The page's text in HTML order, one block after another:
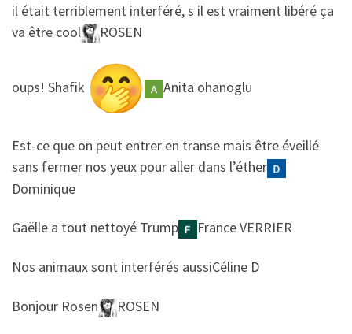
​​il était terriblement interféré, s il est vraiment libéré ça
va être cool
ROSEN
​​oups! Shafik Anita ohanoglu
​​Est-ce que on peut entrer en transe mais être éveillé
sans fermer nos yeux pour aller dans l’éther
Dominique
​​Gaëlle a tout nettoyé Trump France VERRIER
​​Nos animaux sont interférés aussiCéline D
​​Bonjour Rosen ROSEN